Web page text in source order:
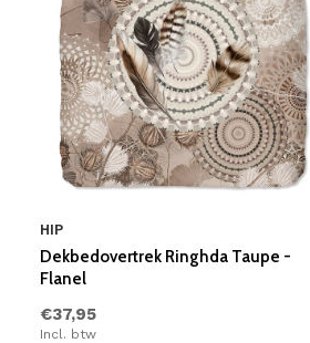
HIP
Dekbedovertrek Ringhda Taupe -
Flanel
€37,95
Incl. btw